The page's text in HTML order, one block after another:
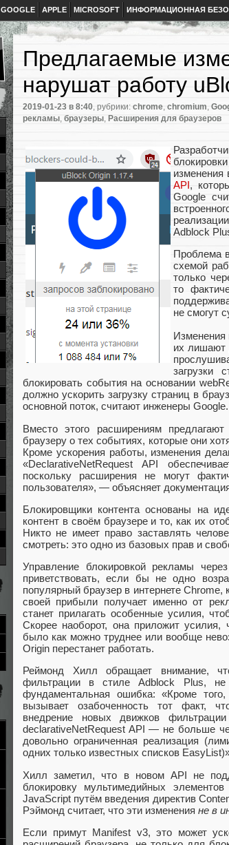
GOOGLE APPLE MICROSOFT ИНФОРМАЦИОННАЯ
Предлагаемые
нарушат работу
2019-01-23 в 8:40, рубрики: chrome, chromium,
рекламы, браузеры, Расширения для браузеров
изменения
API,
Google
Adblock
Проблема
схемой
только
то
не смогут
Изменения
их лишают
загрузки
блокировать события на основании
должно ускорить загрузку страниц в
основной поток, считают инженеры Google.
Вместо этого расширениям
браузеру о тех событиях, которые они
Кроме ускорения работы, изменения
«DeclarativeNetRequest API
поскольку расширения не могут
пользователя», — объясняет
Блокировщики контента основаны на
контент в своём браузере и то, как их
Никто не имеет право заставлять
смотреть: это одно из базовых прав и
Управление блокировкой рекламы
приветствовать, если бы не одно
популярный браузер в интернете
своей прибыли получает именно от
станет прилагать особенные усилия,
Скорее наоборот, она приложит
было как можно труднее или вообще
Origin перестанет работать.
Реймонд Хилл обращает внимание,
фильтрации в стиле Adblock Plus,
фундаментальная ошибка: «Кроме
вызывает озабоченность тот факт,
внедрение новых движков
declarativeNetRequest API — не больше
довольно ограниченная реализация
одних только известных списков
Хилл заметил, что в новом API не
блокировку мультимедийных
JavaScript путём введения директив
Рэймонд считает, что эти изменения не в
Если примут Manifest v3, это может